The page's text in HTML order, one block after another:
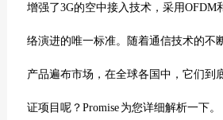
增强了3G的空中接入技术，采用OFDM
络演进的唯一标准。随着通信技术的不
产品遍布市场，在全球各国中， 它们到
证项目呢？Promise 为您详细解析一下。